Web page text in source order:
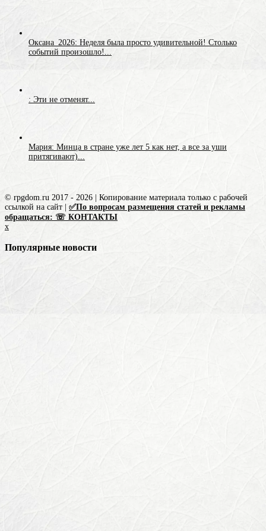
Оксана_2026: Неделя была просто удивительной! Столько
событий произошло!...
: Эти не отменят...
Мария: Минца в стране уже лет 5 как нет, а все за уши
притягивают)...
© rpgdom.ru 2017 - 2026 | Копирование материала только с рабочей
ссылкой на сайт | ✅По вопросам размещения статей и рекламы
обращаться: ☏ КОНТАКТЫ
x
Популярные новости